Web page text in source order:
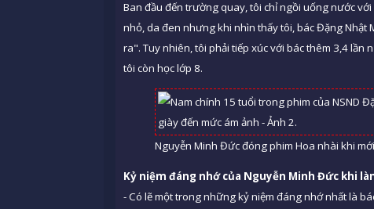
Ban đầu đến trường quay, tôi chỉ ngồi uống nước với
nhỏ, da đen nhưng khi nhìn thấy tôi, bác Đặng
ra". Tuy nhiên, tôi phải tiếp xúc với bác thêm 3,4
tôi còn học lớp 8.
Nguyễn Minh Đức đóng phim Hoa nhài khi
Kỷ niệm đáng nhớ của Nguyễn Minh Đức khi
- Có lẽ một trong những kỷ niệm đáng nhớ nhất là